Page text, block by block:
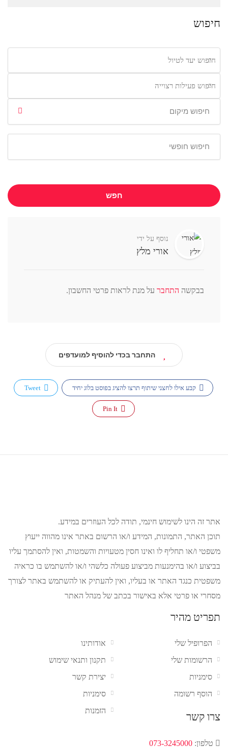
חיפוש
חיפוש יעד לטיול
חיפוש פעילות רצוייה
חפש
נוסף על ידי
אורי מלץ
בבקשה התחבר על מנת לראות פרטי החשבון.
התחבר בכדי להוסיף למועדפים
קבע אילו לחצני שיתוף תרצו להציג בפוסט בלוג יחיד Tweet
Pin It
אתר זה הינו לשימוש חינמי, תודה לכל העוזרים במידע.
תוכן האתר, התמונות, המידע ו/או הרשום באתר אינו מהווה ייעוץ
משפטי ו/או תחליף לו ואינו חסין מטעויות והשמטות, ואין להסתמך עליו
בביצוע ו/או בהימנעות מביצוע פעולה כלשהי ו/או להשתמש בו כראיה
משפטית כנגד האתר או בעליו, ואין להעתיק או להשתמש באתר לצורך
מסחרי או פרטי אלא באישור בכתב של מנהל האתר
תפריט מהיר
אודותינו
תקנון ותנאי שימוש
יצירת קשר
סימניות
הזמנות
הפרופיל שלי
הרשומות שלי
סימניות
הוסף רשומה
צרו קשר
טלפון: 073-3245000